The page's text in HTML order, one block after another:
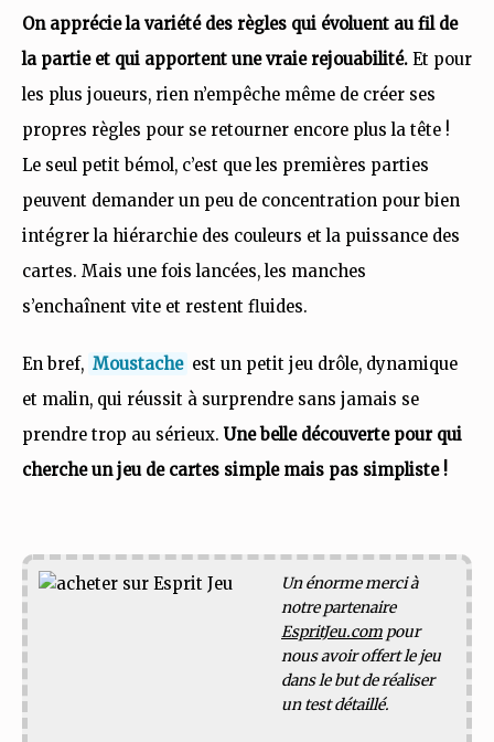
On apprécie la variété des règles qui évoluent au fil de
la partie et qui apportent une vraie rejouabilité. Et pour
les plus joueurs, rien n’empêche même de créer ses
propres règles pour se retourner encore plus la tête !
Le seul petit bémol, c’est que les premières parties
peuvent demander un peu de concentration pour bien
intégrer la hiérarchie des couleurs et la puissance des
cartes. Mais une fois lancées, les manches
s’enchaînent vite et restent fluides.
En bref, Moustache est un petit jeu drôle, dynamique
et malin, qui réussit à surprendre sans jamais se
prendre trop au sérieux. Une belle découverte pour qui
cherche un jeu de cartes simple mais pas simpliste !
Un énorme merci à
notre partenaire
EspritJeu.com pour
nous avoir offert le jeu
dans le but de réaliser
un test détaillé.